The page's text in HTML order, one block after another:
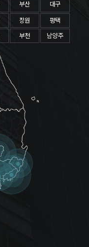
부산 대구
창원 평택
부천 남양주